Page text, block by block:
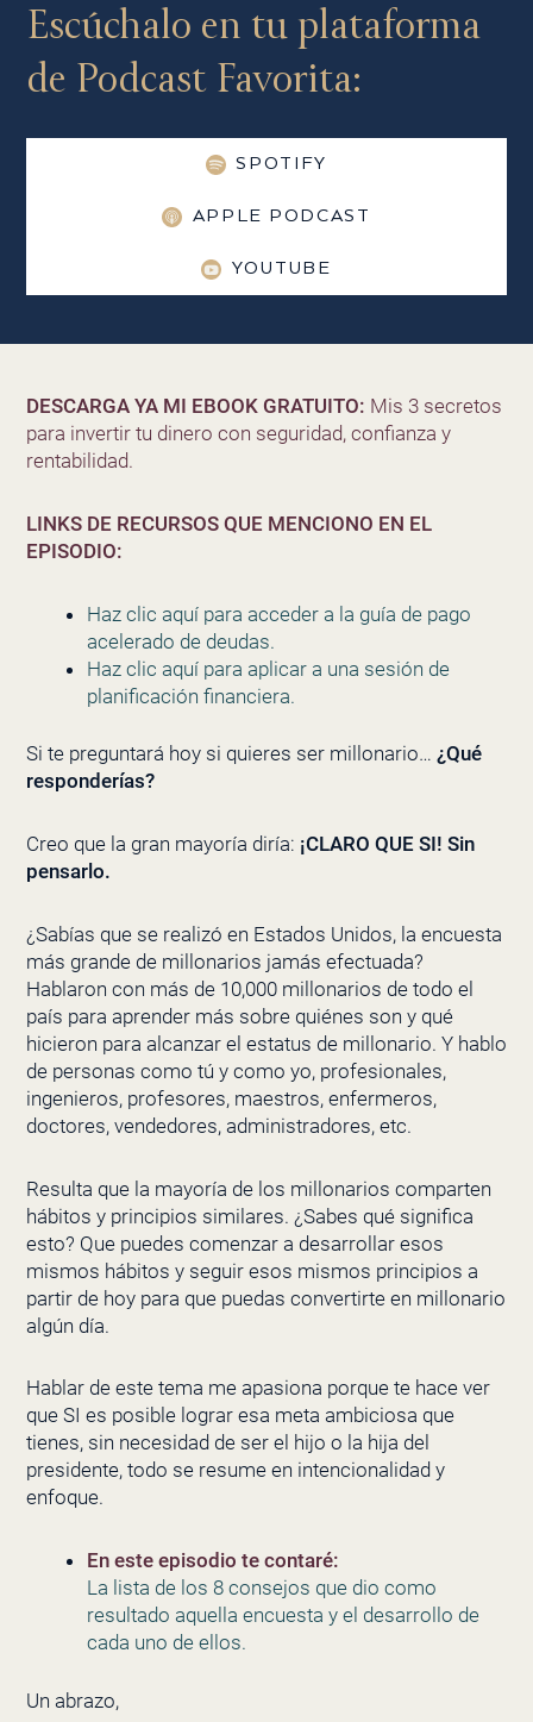
Escúchalo en tu plataforma
de Podcast Favorita:
SPOTIFY
APPLE PODCAST
YOUTUBE
DESCARGA YA MI EBOOK GRATUITO: Mis 3 secretos
para invertir tu dinero con seguridad, confianza y
rentabilidad.
LINKS DE RECURSOS QUE MENCIONO EN EL
EPISODIO:
Haz clic aquí para acceder a la guía de pago
acelerado de deudas.
Haz clic aquí para aplicar a una sesión de
planificación financiera.
Si te preguntará hoy si quieres ser millonario… ¿Qué
responderías?
Creo que la gran mayoría diría: ¡CLARO QUE SI! Sin
pensarlo.
¿Sabías que se realizó en Estados Unidos, la encuesta
más grande de millonarios jamás efectuada?
Hablaron con más de 10,000 millonarios de todo el
país para aprender más sobre quiénes son y qué
hicieron para alcanzar el estatus de millonario. Y hablo
de personas como tú y como yo, profesionales,
ingenieros, profesores, maestros, enfermeros,
doctores, vendedores, administradores, etc.
Resulta que la mayoría de los millonarios comparten
hábitos y principios similares. ¿Sabes qué significa
esto? Que puedes comenzar a desarrollar esos
mismos hábitos y seguir esos mismos principios a
partir de hoy para que puedas convertirte en millonario
algún día.
Hablar de este tema me apasiona porque te hace ver
que SI es posible lograr esa meta ambiciosa que
tienes, sin necesidad de ser el hijo o la hija del
presidente, todo se resume en intencionalidad y
enfoque.
En este episodio te contaré:
La lista de los 8 consejos que dio como
resultado aquella encuesta y el desarrollo de
cada uno de ellos.
Un abrazo,